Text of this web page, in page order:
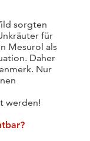
sorgten
für
Mesurol als
Daher
Nur
werden!